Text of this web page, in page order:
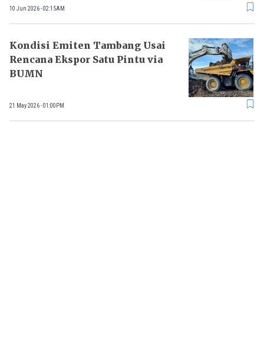
10 Jun 2026 - 02:15AM
Kondisi Emiten Tambang Usai
Rencana Ekspor Satu Pintu via
BUMN
21 May 2026 - 01:00PM